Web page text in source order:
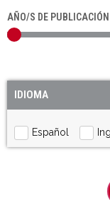
AÑO/S DE PUBLICACIÓN
IDIOMA
Español